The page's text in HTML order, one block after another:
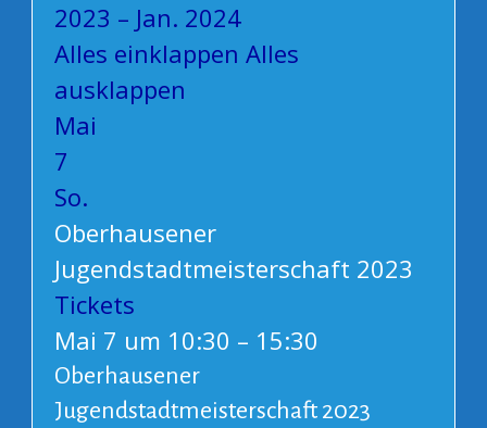
2023 – Jan. 2024
Alles einklappen Alles
ausklappen
Mai
7
So.
Oberhausener
Jugendstadtmeisterschaft 2023
Tickets
Mai 7 um 10:30 – 15:30
Oberhausener
Jugendstadtmeisterschaft 2023